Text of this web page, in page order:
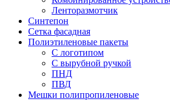
Ленторазмотчик
Синтепон
Сетка фасадная
Полиэтиленовые пакеты
С логотипом
С вырубной ручкой
ПНД
ПВД
Мешки полипропиленовые